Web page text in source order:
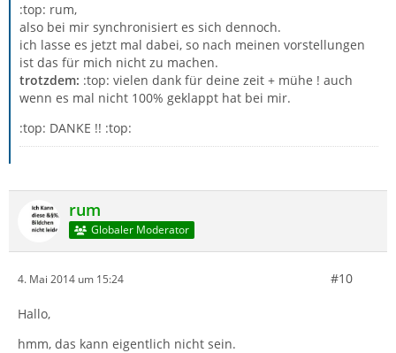
:top: rum,
also bei mir synchronisiert es sich dennoch.
ich lasse es jetzt mal dabei, so nach meinen vorstellungen
ist das für mich nicht zu machen.
trotzdem: :top: vielen dank für deine zeit + mühe ! auch
wenn es mal nicht 100% geklappt hat bei mir.
:top: DANKE !! :top:
rum
Globaler Moderator
4. Mai 2014 um 15:24 #10
Hallo,
hmm, das kann eigentlich nicht sein.